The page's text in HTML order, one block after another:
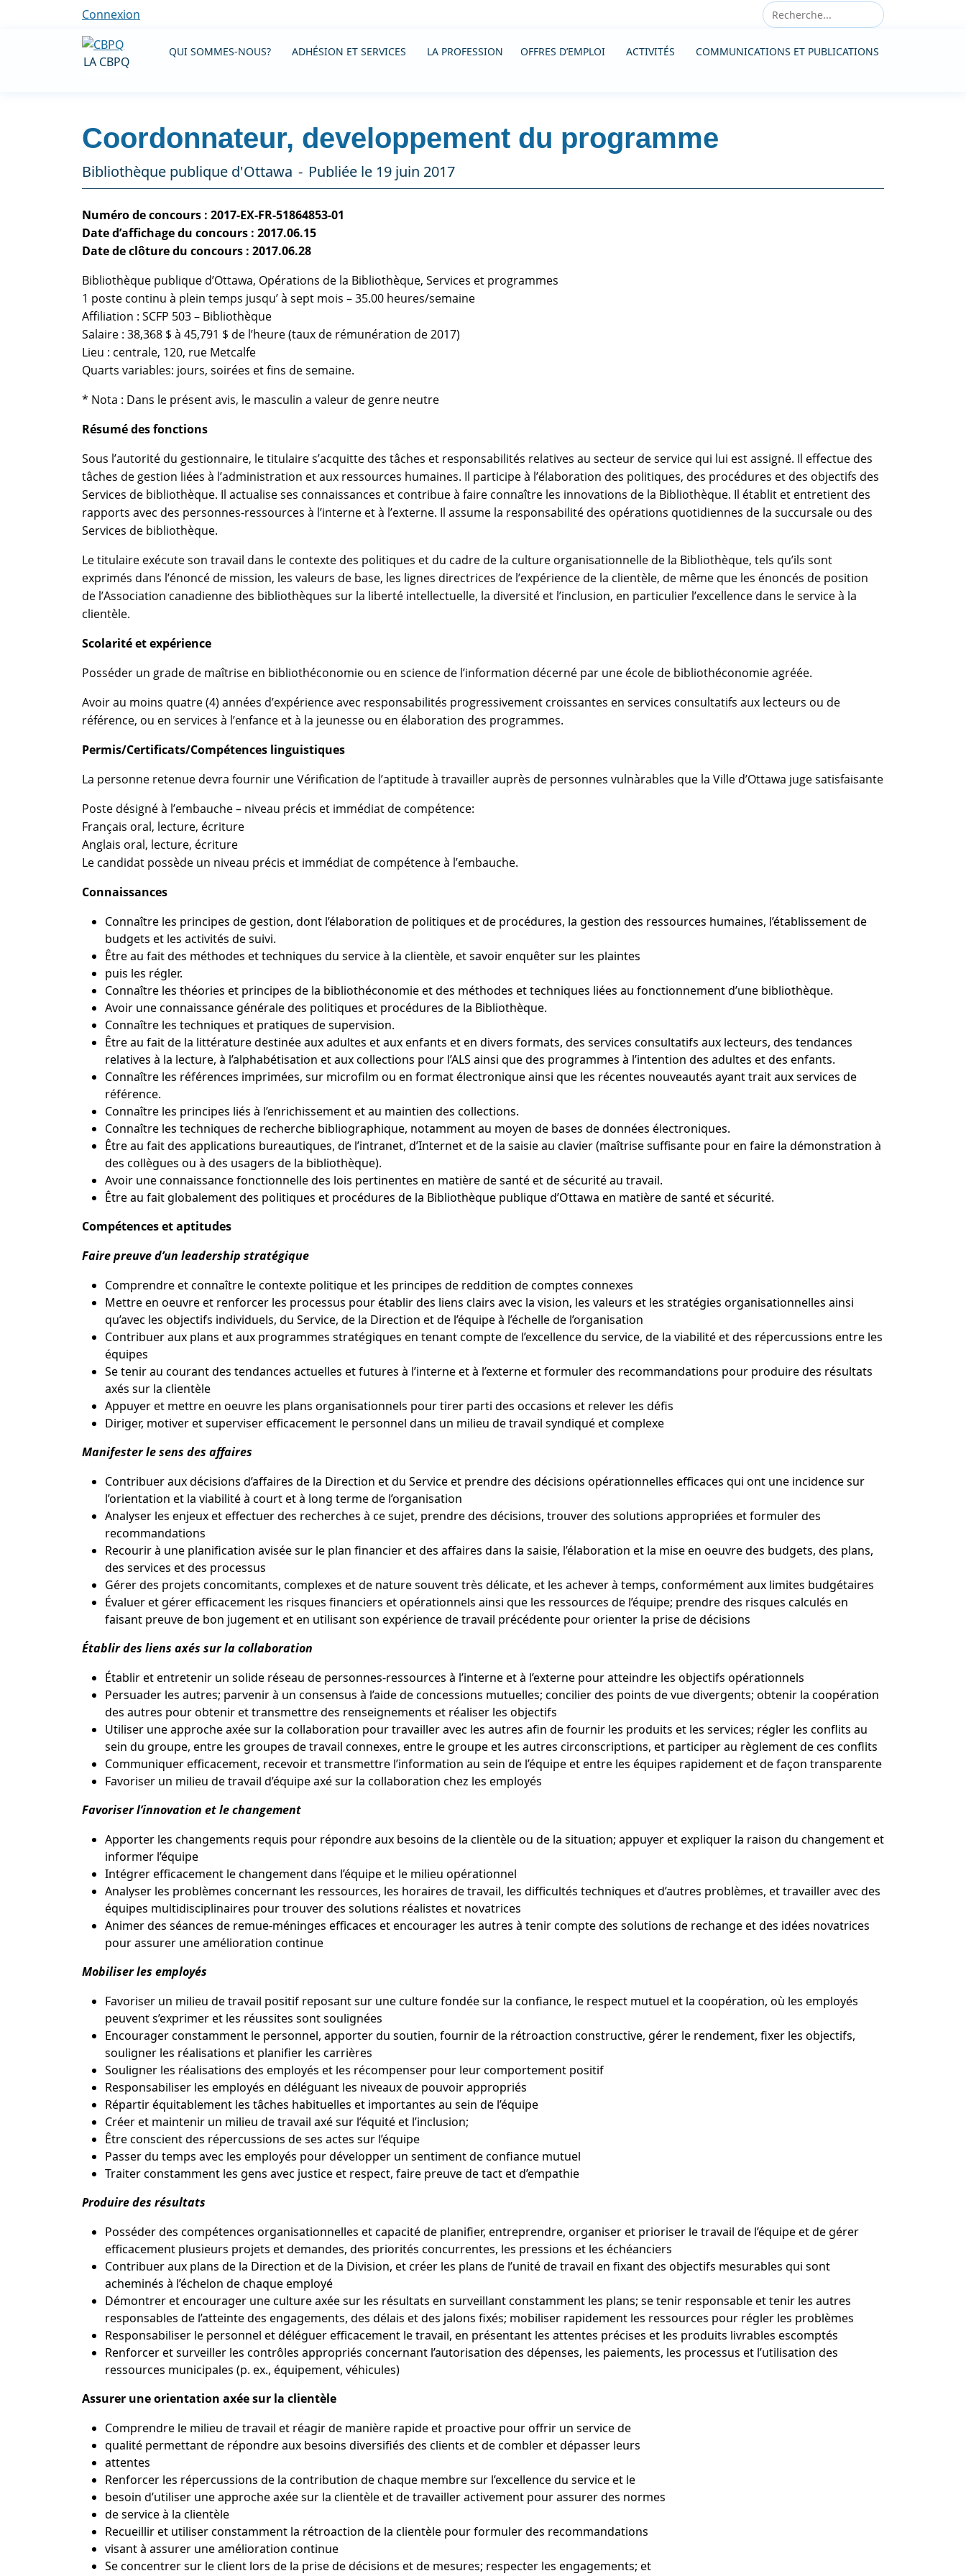
Connexion
LA CBPQ
QUI SOMMES-NOUS? ADHÉSION ET SERVICES LA PROFESSION OFFRES D’EMPLOI ACTIVITÉS COMMUNICATIONS ET PUBLICATIONS
Coordonnateur, developpement du programme
Bibliothèque publique d'Ottawa Publiée le 19 juin 2017
Numéro de concours : 2017-EX-FR-51864853-01
Date d’affichage du concours : 2017.06.15
Date de clôture du concours : 2017.06.28
Bibliothèque publique d’Ottawa, Opérations de la Bibliothèque, Services et programmes
1 poste continu à plein temps jusqu’ à sept mois – 35.00 heures/semaine
Affiliation : SCFP 503 – Bibliothèque
Salaire : 38,368 $ à 45,791 $ de l’heure (taux de rémunération de 2017)
Lieu : centrale, 120, rue Metcalfe
Quarts variables: jours, soirées et fins de semaine.
* Nota : Dans le présent avis, le masculin a valeur de genre neutre
Résumé des fonctions
Sous l’autorité du gestionnaire, le titulaire s’acquitte des tâches et responsabilités relatives au secteur de service qui lui est assigné. Il effectue des
tâches de gestion liées à l’administration et aux ressources humaines. Il participe à l’élaboration des politiques, des procédures et des objectifs des
Services de bibliothèque. Il actualise ses connaissances et contribue à faire connaître les innovations de la Bibliothèque. Il établit et entretient des
rapports avec des personnes-ressources à l’interne et à l’externe. Il assume la responsabilité des opérations quotidiennes de la succursale ou des
Services de bibliothèque.
Le titulaire exécute son travail dans le contexte des politiques et du cadre de la culture organisationnelle de la Bibliothèque, tels qu’ils sont
exprimés dans l’énoncé de mission, les valeurs de base, les lignes directrices de l’expérience de la clientèle, de même que les énoncés de position
de l’Association canadienne des bibliothèques sur la liberté intellectuelle, la diversité et l’inclusion, en particulier l’excellence dans le service à la
clientèle.
Scolarité et expérience
Posséder un grade de maîtrise en bibliothéconomie ou en science de l’information décerné par une école de bibliothéconomie agréée.
Avoir au moins quatre (4) années d’expérience avec responsabilités progressivement croissantes en services consultatifs aux lecteurs ou de
référence, ou en services à l’enfance et à la jeunesse ou en élaboration des programmes.
Permis/Certificats/Compétences linguistiques
La personne retenue devra fournir une Vérification de l’aptitude à travailler auprès de personnes vulnàrables que la Ville d’Ottawa juge satisfaisante
Poste désigné à l’embauche – niveau précis et immédiat de compétence:
Français oral, lecture, écriture
Anglais oral, lecture, écriture
Le candidat possède un niveau précis et immédiat de compétence à l’embauche.
Connaissances
Connaître les principes de gestion, dont l’élaboration de politiques et de procédures, la gestion des ressources humaines, l’établissement de
budgets et les activités de suivi.
Être au fait des méthodes et techniques du service à la clientèle, et savoir enquêter sur les plaintes
puis les régler.
Connaître les théories et principes de la bibliothéconomie et des méthodes et techniques liées au fonctionnement d’une bibliothèque.
Avoir une connaissance générale des politiques et procédures de la Bibliothèque.
Connaître les techniques et pratiques de supervision.
Être au fait de la littérature destinée aux adultes et aux enfants et en divers formats, des services consultatifs aux lecteurs, des tendances
relatives à la lecture, à l’alphabétisation et aux collections pour l’ALS ainsi que des programmes à l’intention des adultes et des enfants.
Connaître les références imprimées, sur microfilm ou en format électronique ainsi que les récentes nouveautés ayant trait aux services de
référence.
Connaître les principes liés à l’enrichissement et au maintien des collections.
Connaître les techniques de recherche bibliographique, notamment au moyen de bases de données électroniques.
Être au fait des applications bureautiques, de l’intranet, d’Internet et de la saisie au clavier (maîtrise suffisante pour en faire la démonstration à
des collègues ou à des usagers de la bibliothèque).
Avoir une connaissance fonctionnelle des lois pertinentes en matière de santé et de sécurité au travail.
Être au fait globalement des politiques et procédures de la Bibliothèque publique d’Ottawa en matière de santé et sécurité.
Compétences et aptitudes
Faire preuve d’un leadership stratégique
Comprendre et connaître le contexte politique et les principes de reddition de comptes connexes
Mettre en oeuvre et renforcer les processus pour établir des liens clairs avec la vision, les valeurs et les stratégies organisationnelles ainsi
qu’avec les objectifs individuels, du Service, de la Direction et de l’équipe à l’échelle de l’organisation
Contribuer aux plans et aux programmes stratégiques en tenant compte de l’excellence du service, de la viabilité et des répercussions entre les
équipes
Se tenir au courant des tendances actuelles et futures à l’interne et à l’externe et formuler des recommandations pour produire des résultats
axés sur la clientèle
Appuyer et mettre en oeuvre les plans organisationnels pour tirer parti des occasions et relever les défis
Diriger, motiver et superviser efficacement le personnel dans un milieu de travail syndiqué et complexe
Manifester le sens des affaires
Contribuer aux décisions d’affaires de la Direction et du Service et prendre des décisions opérationnelles efficaces qui ont une incidence sur
l’orientation et la viabilité à court et à long terme de l’organisation
Analyser les enjeux et effectuer des recherches à ce sujet, prendre des décisions, trouver des solutions appropriées et formuler des
recommandations
Recourir à une planification avisée sur le plan financier et des affaires dans la saisie, l’élaboration et la mise en oeuvre des budgets, des plans,
des services et des processus
Gérer des projets concomitants, complexes et de nature souvent très délicate, et les achever à temps, conformément aux limites budgétaires
Évaluer et gérer efficacement les risques financiers et opérationnels ainsi que les ressources de l’équipe; prendre des risques calculés en
faisant preuve de bon jugement et en utilisant son expérience de travail précédente pour orienter la prise de décisions
Établir des liens axés sur la collaboration
Établir et entretenir un solide réseau de personnes-ressources à l’interne et à l’externe pour atteindre les objectifs opérationnels
Persuader les autres; parvenir à un consensus à l’aide de concessions mutuelles; concilier des points de vue divergents; obtenir la coopération
des autres pour obtenir et transmettre des renseignements et réaliser les objectifs
Utiliser une approche axée sur la collaboration pour travailler avec les autres afin de fournir les produits et les services; régler les conflits au
sein du groupe, entre les groupes de travail connexes, entre le groupe et les autres circonscriptions, et participer au règlement de ces conflits
Communiquer efficacement, recevoir et transmettre l’information au sein de l’équipe et entre les équipes rapidement et de façon transparente
Favoriser un milieu de travail d’équipe axé sur la collaboration chez les employés
Favoriser l’innovation et le changement
Apporter les changements requis pour répondre aux besoins de la clientèle ou de la situation; appuyer et expliquer la raison du changement et
informer l’équipe
Intégrer efficacement le changement dans l’équipe et le milieu opérationnel
Analyser les problèmes concernant les ressources, les horaires de travail, les difficultés techniques et d’autres problèmes, et travailler avec des
équipes multidisciplinaires pour trouver des solutions réalistes et novatrices
Animer des séances de remue-méninges efficaces et encourager les autres à tenir compte des solutions de rechange et des idées novatrices
pour assurer une amélioration continue
Mobiliser les employés
Favoriser un milieu de travail positif reposant sur une culture fondée sur la confiance, le respect mutuel et la coopération, où les employés
peuvent s’exprimer et les réussites sont soulignées
Encourager constamment le personnel, apporter du soutien, fournir de la rétroaction constructive, gérer le rendement, fixer les objectifs,
souligner les réalisations et planifier les carrières
Souligner les réalisations des employés et les récompenser pour leur comportement positif
Responsabiliser les employés en déléguant les niveaux de pouvoir appropriés
Répartir équitablement les tâches habituelles et importantes au sein de l’équipe
Créer et maintenir un milieu de travail axé sur l’équité et l’inclusion;
Être conscient des répercussions de ses actes sur l’équipe
Passer du temps avec les employés pour développer un sentiment de confiance mutuel
Traiter constamment les gens avec justice et respect, faire preuve de tact et d’empathie
Produire des résultats
Posséder des compétences organisationnelles et capacité de planifier, entreprendre, organiser et prioriser le travail de l’équipe et de gérer
efficacement plusieurs projets et demandes, des priorités concurrentes, les pressions et les échéanciers
Contribuer aux plans de la Direction et de la Division, et créer les plans de l’unité de travail en fixant des objectifs mesurables qui sont
acheminés à l’échelon de chaque employé
Démontrer et encourager une culture axée sur les résultats en surveillant constamment les plans; se tenir responsable et tenir les autres
responsables de l’atteinte des engagements, des délais et des jalons fixés; mobiliser rapidement les ressources pour régler les problèmes
Responsabiliser le personnel et déléguer efficacement le travail, en présentant les attentes précises et les produits livrables escomptés
Renforcer et surveiller les contrôles appropriés concernant l’autorisation des dépenses, les paiements, les processus et l’utilisation des
ressources municipales (p. ex., équipement, véhicules)
Assurer une orientation axée sur la clientèle
Comprendre le milieu de travail et réagir de manière rapide et proactive pour offrir un service de
qualité permettant de répondre aux besoins diversifiés des clients et de combler et dépasser leurs
attentes
Renforcer les répercussions de la contribution de chaque membre sur l’excellence du service et le
besoin d’utiliser une approche axée sur la clientèle et de travailler activement pour assurer des normes
de service à la clientèle
Recueillir et utiliser constamment la rétroaction de la clientèle pour formuler des recommandations
visant à assurer une amélioration continue
Se concentrer sur le client lors de la prise de décisions et de mesures; respecter les engagements; et